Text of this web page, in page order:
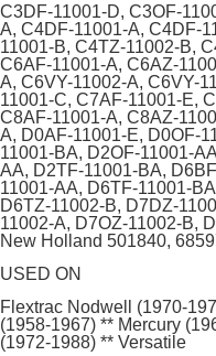
C3DF-11001-D, C3OF-
A, C4DF-11001-A, C4DF-
11001-B, C4TZ-11002-B,
C6AF-11001-A, C6AZ-
A, C6VY-11002-A, C6VY-
11001-C, C7AF-11001-E,
C8AF-11001-A, C8AZ-
A, D0AF-11001-E, D0OF-
11001-BA, D2OF-11001-
AA, D2TF-11001-BA,
11001-AA, D6TF-11001-
D6TZ-11002-B, D7DZ-
11002-A, D7OZ-11002-B,
New Holland 501840,
USED ON
Flextrac Nodwell (1970-
(1958-1967) ** Mercury
(1972-1988) ** Versatile